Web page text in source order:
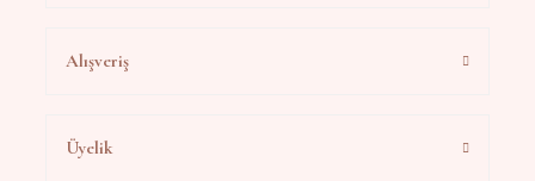
Alışveriş
Üyelik